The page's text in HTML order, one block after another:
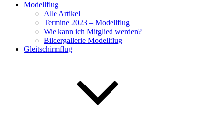
Modellflug
Alle Artikel
Termine 2023 – Modellflug
Wie kann ich Mitglied werden?
Bildergallerie Modellflug
Gleitschirmflug